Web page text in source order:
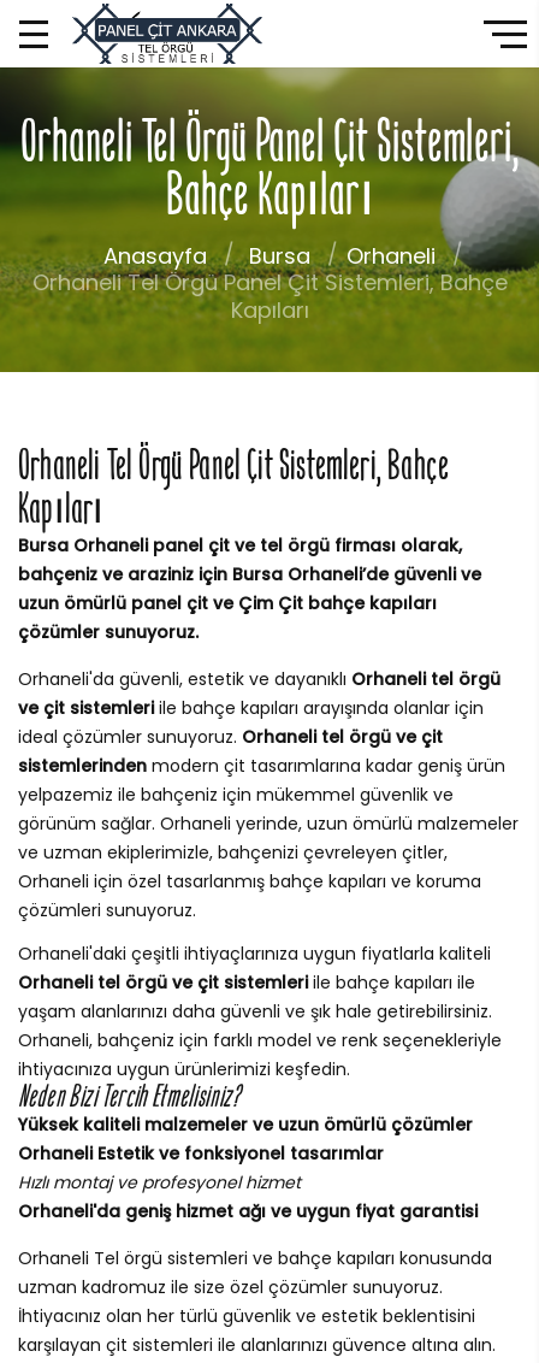
Orhaneli Tel Örgü Panel Çit Sistemleri,
Bahçe Kapıları
Anasayfa Bursa
Orhaneli
Orhaneli Tel Örgü Panel Çit Sistemleri, Bahçe
Kapıları
Orhaneli Tel Örgü Panel Çit Sistemleri, Bahçe
Kapıları
Bursa Orhaneli panel çit ve tel örgü firması olarak,
bahçeniz ve araziniz için Bursa Orhaneli’de güvenli ve
uzun ömürlü panel çit ve Çim Çit bahçe kapıları
çözümler sunuyoruz.
Orhaneli'da güvenli, estetik ve dayanıklı Orhaneli tel örgü
ve çit sistemleriile bahçe kapıları arayışında olanlar için
ideal çözümler sunuyoruz. Orhaneli tel örgü ve çit
sistemlerinden modern çit tasarımlarına kadar geniş ürün
yelpazemiz ile bahçeniz için mükemmel güvenlik ve
görünüm sağlar. Orhaneli yerinde, uzun ömürlü malzemeler
ve uzman ekiplerimizle, bahçenizi çevreleyen çitler,
Orhaneli için özel tasarlanmış bahçe kapıları ve koruma
çözümleri sunuyoruz.
Orhaneli'daki çeşitli ihtiyaçlarınıza uygun fiyatlarla kaliteli
Orhaneli tel örgü ve çit sistemleriile bahçe kapıları ile
yaşam alanlarınızı daha güvenli ve şık hale getirebilirsiniz.
Orhaneli, bahçeniz için farklı model ve renk seçenekleriyle
ihtiyacınıza uygun ürünlerimizi keşfedin.
Neden Bizi Tercih Etmelisiniz?
Yüksek kaliteli malzemeler ve uzun ömürlü çözümler
Orhaneli Estetik ve fonksiyonel tasarımlar
Hızlı montaj ve profesyonel hizmet
Orhaneli'da geniş hizmet ağı ve uygun fiyat garantisi
Orhaneli Tel örgü sistemleri ve bahçe kapıları konusunda
uzman kadromuz ile size özel çözümler sunuyoruz.
İhtiyacınız olan her türlü güvenlik ve estetik beklentisini
karşılayan çit sistemleri ile alanlarınızı güvence altına alın.